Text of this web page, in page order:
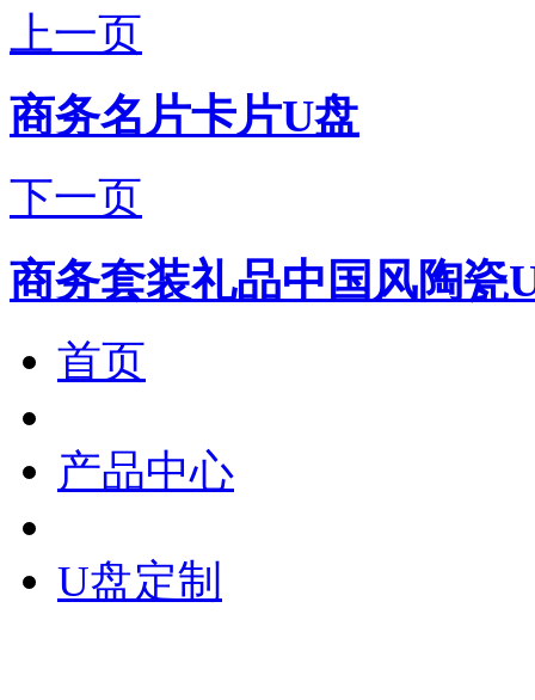
上一页
商务名片卡片U盘
下一页
商务套装礼品中国风陶瓷
首页
产品中心
U盘定制